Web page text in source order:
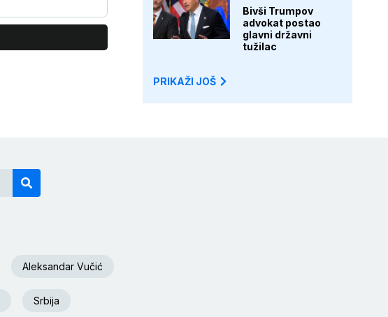
Bivši Trumpov
advokat postao
glavni državni
tužilac
PRIKAŽI JOŠ
Aleksandar Vučić
Srbija